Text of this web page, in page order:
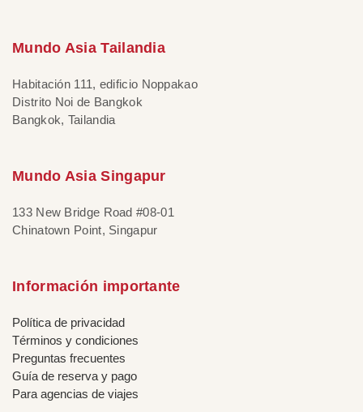
Mundo Asia Tailandia
Habitación 111, edificio Noppakao
Distrito Noi de Bangkok
Bangkok, Tailandia
Mundo Asia Singapur
133 New Bridge Road #08-01
Chinatown Point, Singapur
Información importante
Política de privacidad
Términos y condiciones
Preguntas frecuentes
Guía de reserva y pago
Para agencias de viajes